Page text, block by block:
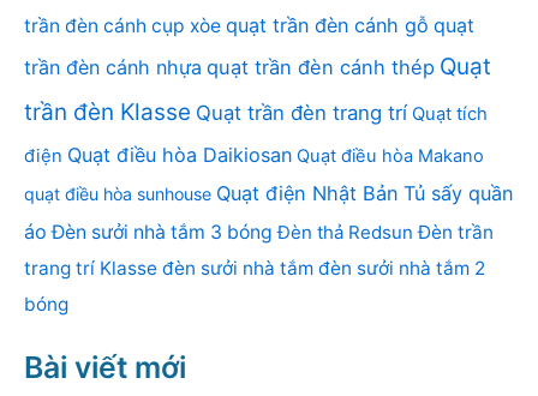
trần đèn cánh cụp xòe quạt trần đèn cánh gỗ quạt
trần đèn cánh nhựa quạt trần đèn cánh thép Quạt
trần đèn Klasse Quạt trần đèn trang trí Quạt tích
điện Quạt điều hòa Daikiosan Quạt điều hòa Makano
quạt điều hòa sunhouse Quạt điện Nhật Bản Tủ sấy quần
áo Đèn sưởi nhà tắm 3 bóng Đèn thả Redsun Đèn trần
trang trí Klasse đèn sưởi nhà tắm đèn sưởi nhà tắm 2
bóng
Bài viết mới